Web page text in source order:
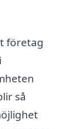
företag
så